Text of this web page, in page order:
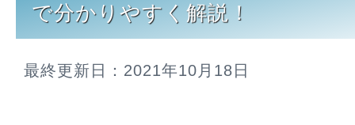
で分かりやすく解説！
最終更新日：2021年10月18日